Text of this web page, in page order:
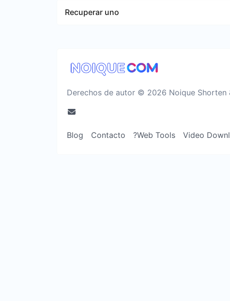
Recuperar uno
Derechos de autor © 2026 Noique Shorten
Blog Contacto ?Web Tools Video